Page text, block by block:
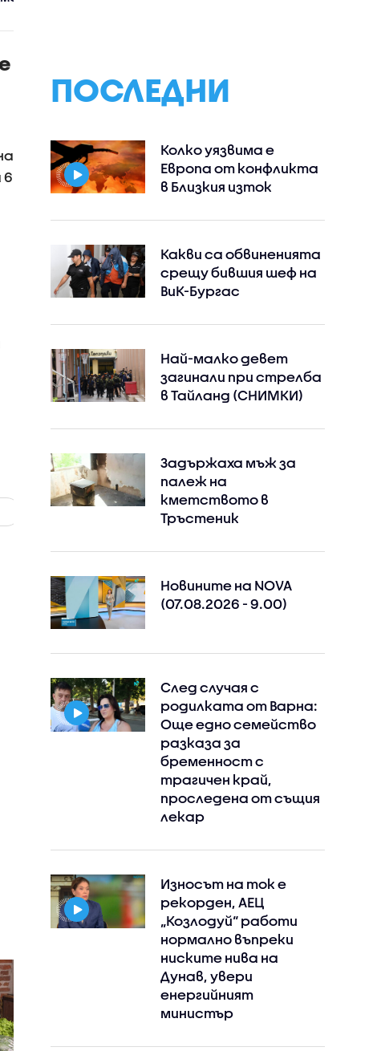
6
ПОСЛЕДНИ
Колко уязвима е
Европа от конфликта
в Близкия изток
Какви са обвиненията
срещу бившия шеф на
ВиК-Бургас
Най-малко девет
загинали при стрелба
в Тайланд (СНИМКИ)
Задържаха мъж за
палеж на
кметството в
Тръстеник
Новините на NOVA
(07.08.2026 - 9.00)
След случая с
родилката от Варна:
Още едно семейство
разказа за
бременност с
трагичен край,
проследена от същия
лекар
Износът на ток е
рекорден, АЕЦ
„Козлодуй“ работи
нормално въпреки
ниските нива на
Дунав, увери
енергийният
министър